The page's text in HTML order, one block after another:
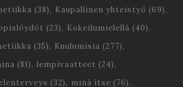
(38) Kaupallinen yhteistyö (69)
(23) Kokeilumielellä (40)
(35) Kuulumisia (277)
(81) lempivaatteet (24)
(32) minä itse (76)